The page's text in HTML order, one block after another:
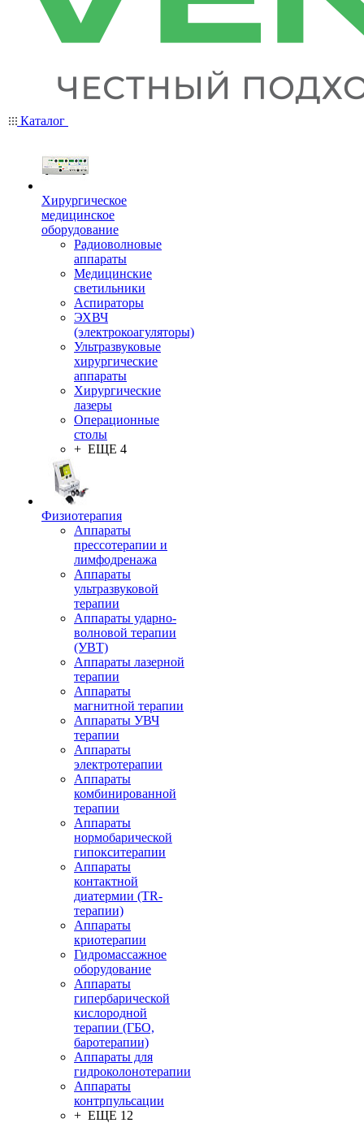
Каталог
Хирургическое
медицинское
оборудование
Радиоволновые
аппараты
Медицинские
светильники
Аспираторы
ЭХВЧ
(электрокоагуляторы)
Ультразвуковые
хирургические
аппараты
Хирургические
лазеры
Операционные
столы
+ ЕЩЕ 4
Физиотерапия
Аппараты
прессотерапии и
лимфодренажа
Аппараты
ультразвуковой
терапии
Аппараты ударно-
волновой терапии
(УВТ)
Аппараты лазерной
терапии
Аппараты
магнитной терапии
Аппараты УВЧ
терапии
Аппараты
электротерапии
Аппараты
комбинированной
терапии
Аппараты
нормобарической
гипокситерапии
Аппараты
контактной
диатермии (TR-
терапии)
Аппараты
криотерапии
Гидромассажное
оборудование
Аппараты
гипербарической
кислородной
терапии (ГБО,
баротерапии)
Аппараты для
гидроколонотерапии
Аппараты
контрпульсации
+ ЕЩЕ 12